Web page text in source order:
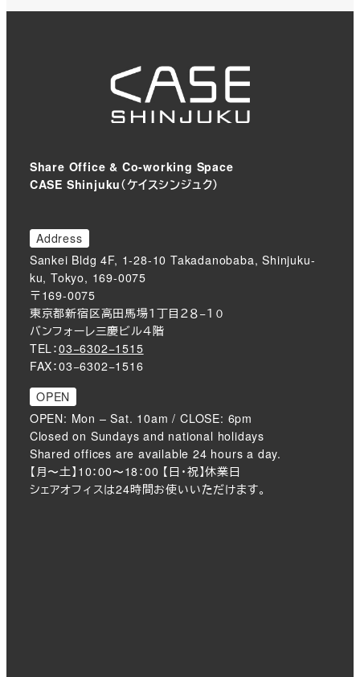
Share Office & Co-working Space
CASE Shinjuku（ケイスシンジュク）
Address
Sankei Bldg 4F, 1-28-10 Takadanobaba, Shinjuku-
ku, Tokyo, 169-0075
〒169-0075
東京都新宿区高田馬場１丁目２８−１０
バンフォーレ三慶ビル４階
TEL：03−6302−1515
FAX：03−6302−1516
OPEN
OPEN: Mon – Sat. 10am / CLOSE: 6pm
Closed on Sundays and national holidays
Shared offices are available 24 hours a day.
【月〜土】10：00〜18：00 【日・祝】休業日
シェアオフィスは24時間お使いいただけます。